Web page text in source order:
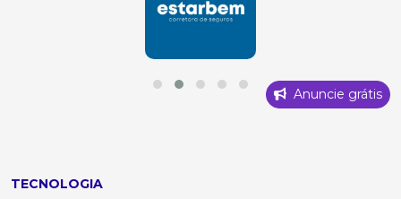
Anuncie grátis
TECNOLOGIA